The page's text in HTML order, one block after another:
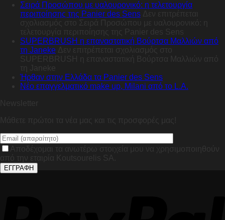
Σειρά Προσώπου με υαλουρονικό: η τελετουργία
περιποίησης της Panier des Sens Δεν επιτρέπεται
σχολιασμός
στο Σειρά Προσώπου με υαλουρονικό: η
τελετουργία περιποίησης της Panier des Sens
SUPERBRUSH η επαναστατική Βούρτσα Μαλλιών από
τη Janeke Δεν επιτρέπεται σχολιασμός
SUPERBRUSH η επαναστατική Βούρτσα Μαλλιών από
τη Janeke
Ήρθαν στην Ελλάδα τα Panier des Sens
Nέο επαγγελματικό make up, Milani από το L.A.
Newsletter
Μάθετε πρώτοι τα νέα μας και τις προσφορές μας!
Αποδέχομαι τα ανωτέρω στοιχεία μου να χρησιμοποιηθούν
από την εταιρία Koutsourelis SA.